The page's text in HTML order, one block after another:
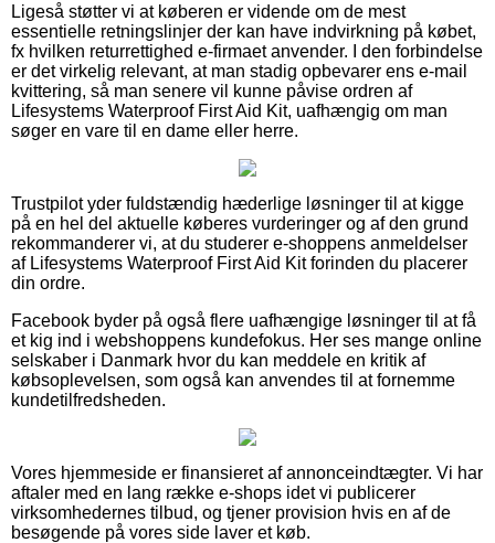
Ligeså støtter vi at køberen er vidende om de mest
essentielle retningslinjer der kan have indvirkning på købet,
fx hvilken returrettighed e-firmaet anvender. I den forbindelse
er det virkelig relevant, at man stadig opbevarer ens e-mail
kvittering, så man senere vil kunne påvise ordren af
Lifesystems Waterproof First Aid Kit, uafhængig om man
søger en vare til en dame eller herre.
Trustpilot yder fuldstændig hæderlige løsninger til at kigge
på en hel del aktuelle køberes vurderinger og af den grund
rekommanderer vi, at du studerer e-shoppens anmeldelser
af Lifesystems Waterproof First Aid Kit forinden du placerer
din ordre.
Facebook byder på også flere uafhængige løsninger til at få
et kig ind i webshoppens kundefokus. Her ses mange online
selskaber i Danmark hvor du kan meddele en kritik af
købsoplevelsen, som også kan anvendes til at fornemme
kundetilfredsheden.
Vores hjemmeside er finansieret af annonceindtægter. Vi har
aftaler med en lang række e-shops idet vi publicerer
virksomhedernes tilbud, og tjener provision hvis en af de
besøgende på vores side laver et køb.